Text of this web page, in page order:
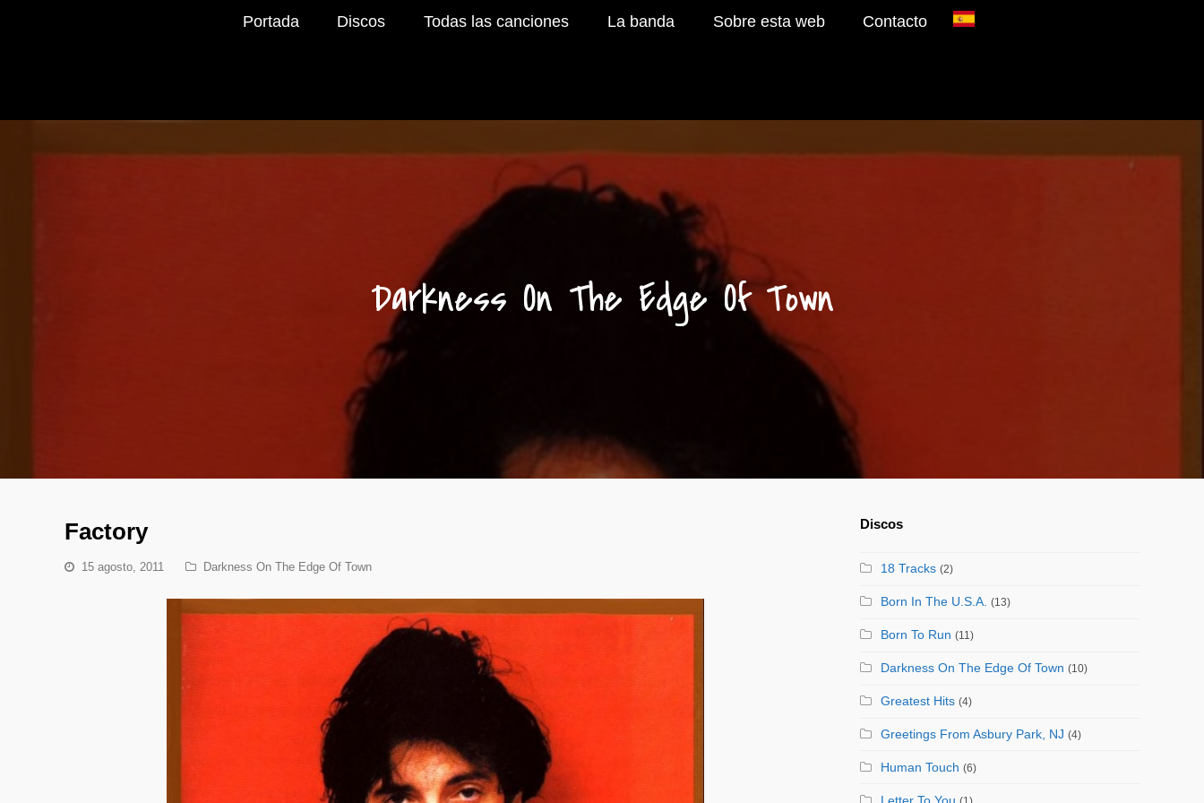
Portada Discos Todas las canciones La banda Sobre esta web Contacto
Darkness On The Edge Of Town
Factory
15 agosto, 2011 Darkness On The Edge Of Town
Discos
18 Tracks (2)
Born In The U.S.A. (13)
Born To Run (11)
Darkness On The Edge Of Town (10)
Greatest Hits (4)
Greetings From Asbury Park, NJ (4)
Human Touch (6)
Letter To You